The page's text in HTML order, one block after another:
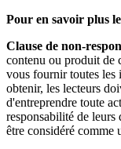
Pour en savoir plus le
Clause de non-
contenu ou produit de
vous fournir toutes les
obtenir, les lecteurs
d'entreprendre toute
responsabilité de leurs
être considéré comme